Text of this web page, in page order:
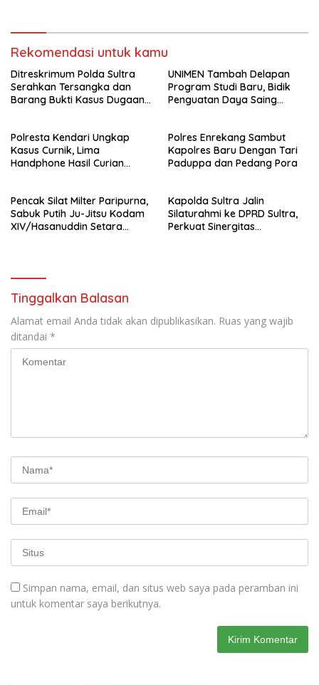
Rekomendasi untuk kamu
Ditreskrimum Polda Sultra
Serahkan Tersangka dan
Barang Bukti Kasus Dugaan
Kejaksaan
UNIMEN Tambah Delapan
Program Studi Baru, Bidik
Penguatan Daya Saing
Polresta Kendari Ungkap
Kasus Curnik, Lima
Handphone Hasil Curian
Polres Enrekang Sambut
Kapolres Baru Dengan Tari
Paduppa dan Pedang Pora
Pencak Silat Milter Paripurna,
Sabuk Putih Ju-Jitsu Kodam
XIV/Hasanuddin Setara
Kapolda Sultra Jalin
Silaturahmi ke DPRD Sultra,
Perkuat Sinergitas
Tinggalkan Balasan
Alamat email Anda tidak akan dipublikasikan. Ruas yang wajib
ditandai *
Simpan nama, email, dan situs web saya pada peramban ini
untuk komentar saya berikutnya.